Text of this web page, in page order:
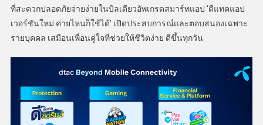
ที่สะดวกปลอดภัยจ่ายง่ายในบิลเดียวอัพเกรดสมาร์ทแอป ‘ดีแทคแอป
เวอร์ชันใหม่ ค่ายไหนก็ใช้ได้’ เปิดประสบการณ์และตอบสนองเฉพาะ
รายบุคคล เสมือนเพื่อนคู่ใจที่ช่วยให้ชีวิตง่าย ดีขึ้นทุกวัน